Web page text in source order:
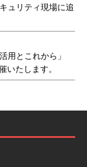
ュリティ現場に追
用とこれから」
いたします。